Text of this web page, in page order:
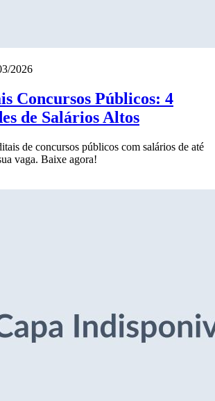
2026
Concursos Públicos: 4
de Salários Altos
de concursos públicos com salários de até
vaga. Baixe agora!